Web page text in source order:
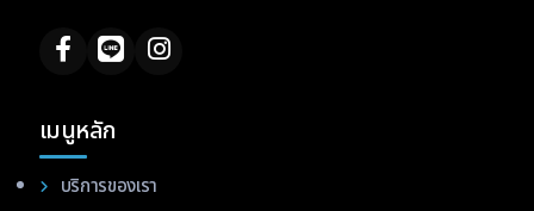
เมนูหลัก
บริการของเรา